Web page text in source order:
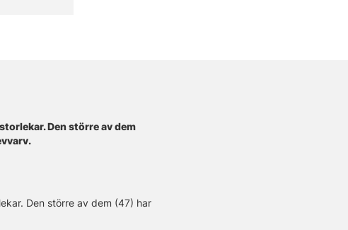
Den större av dem
Den större av dem (47) har